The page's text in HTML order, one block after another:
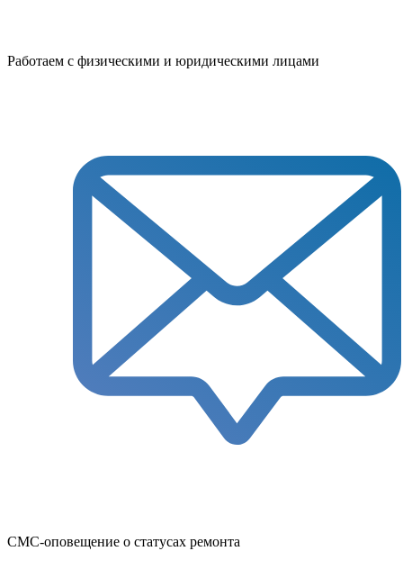
Работаем с физическими и юридическими лицами
СМС-оповещение о статусах ремонта